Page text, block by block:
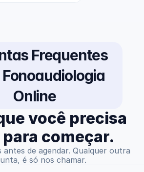
Frequentes
Online
você precisa
começar.
antes de agendar. Qualquer outra
é só nos chamar.